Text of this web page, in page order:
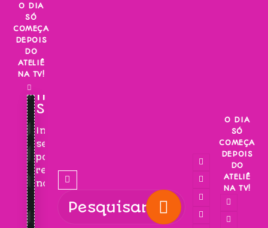
Skip
content
O DIA
SÓ
COMEÇA
DEPOIS
DO
ATELIÊ
NA TV!
INSCREVA-
SE!
Inscreva-
se
para
receber
novidades!
O DIA
SÓ
COMEÇA
DEPOIS
DO
ATELIÊ
NA TV!